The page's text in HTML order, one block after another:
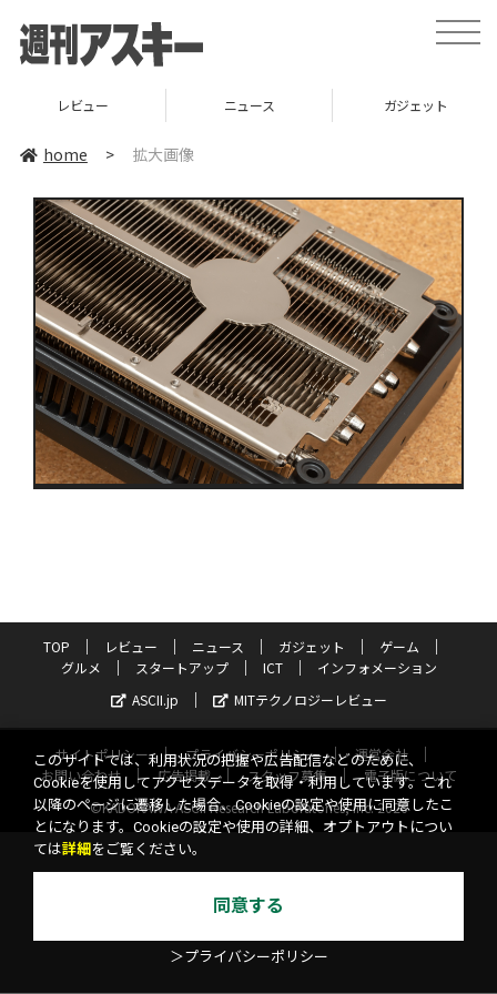
toggle
レビュー ニュース ガジェット
home > 拡大画像
TOP レビュー ニュース ガジェット
ゲーム
グルメ
スタートアップ ICT
インフォメーション
ASCII.jp
MITテクノロジーレビュー
サイトポリシー プライバシーポリシー
運営会社
お問い合わせ
広告掲載 スタッフ募集
電子版について
©KADOKAWA ASCII Research Laboratories, Inc. 2026
このサイトでは、利用状況の把握や広告配信などのために、
Cookieを使用してアクセスデータを取得・利用しています。これ
以降のページに遷移した場合、Cookieの設定や使用に同意したこ
とになります。Cookieの設定や使用の詳細、オプトアウトについ
ては詳細 をご覧ください。
同意する
＞プライバシーポリシー